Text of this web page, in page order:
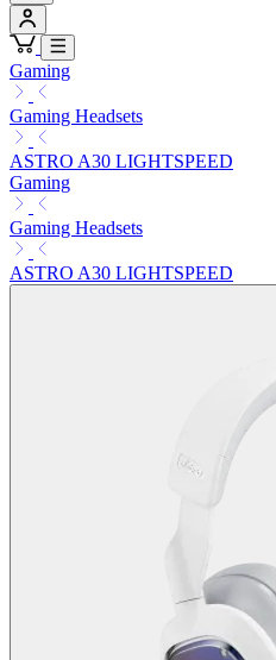
Gaming
Gaming Headsets
ASTRO A30 LIGHTSPEED
Gaming
Gaming Headsets
ASTRO A30 LIGHTSPEED